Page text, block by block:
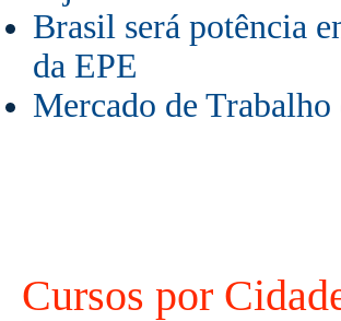
Brasil será potência
da EPE
Mercado de
Cursos por